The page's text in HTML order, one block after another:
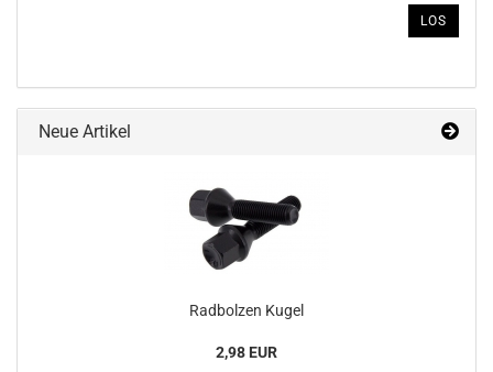
EIN.
LOS
Neue Artikel
Rad­bol­zen Kugel
2,98 EUR